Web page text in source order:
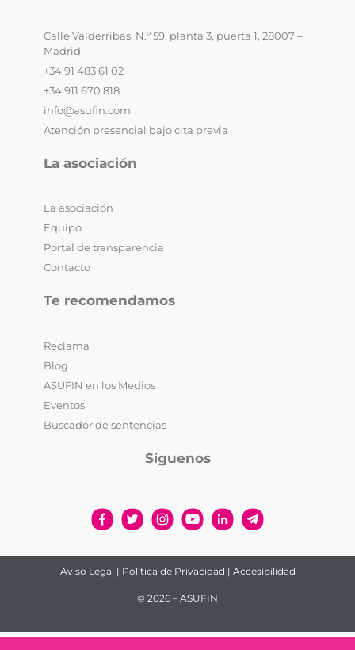
Calle Valderribas, N.º 59, planta 3, puerta 1, 28007 –
Madrid
+34 91 483 61 02
+34 911 670 818
info@asufin.com
Atención presencial bajo cita previa
La asociación
La asociación
Equipo
Portal de transparencia
Contacto
Te recomendamos
Reclama
Blog
ASUFIN en los Medios
Eventos
Buscador de sentencias
Síguenos
Aviso Legal | Política de Privacidad | Accesibilidad
© 2026 – ASUFIN